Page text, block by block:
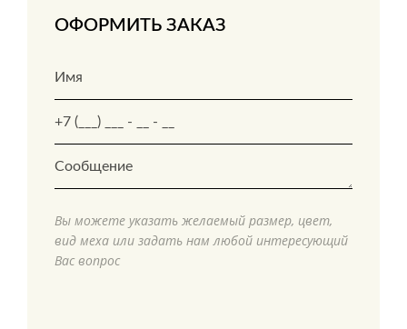
ОФОРМИТЬ ЗАКАЗ
Вы можете указать желаемый размер, цвет,
вид меха или задать нам любой интересующий
Вас вопрос